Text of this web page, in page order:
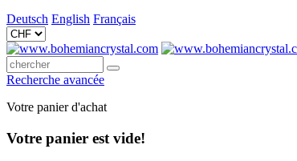
Deutsch English Français
Recherche avancée
Votre panier d'achat
Votre panier est vide!